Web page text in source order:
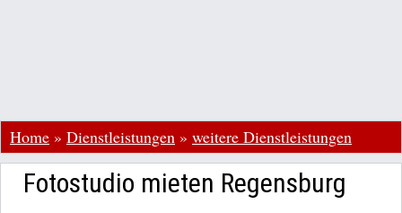
Home » Dienstleistungen » weitere Dienstleistungen
Fotostudio mieten Regensburg